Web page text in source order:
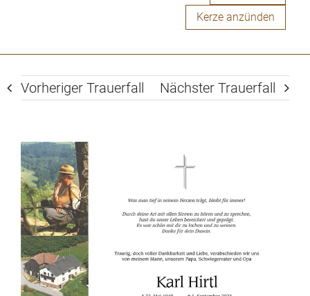
Kerze anzünden
Vorheriger Trauerfall Nächster Trauerfall